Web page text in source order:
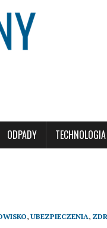
ODPADY TECHNOLOGIA
, UBEZPIECZENIA,